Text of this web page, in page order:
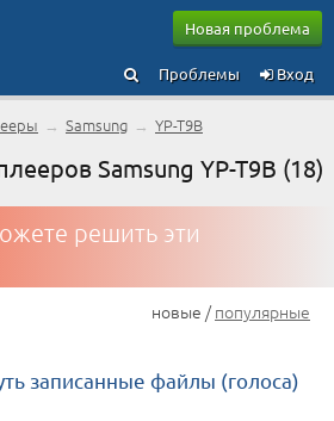
Новая проблема
Вход
Проблемы
→ Samsung → YP-T9B
Samsung YP-T9B (18)
решить эти
новые /популярные
записанные файлы (голоса)